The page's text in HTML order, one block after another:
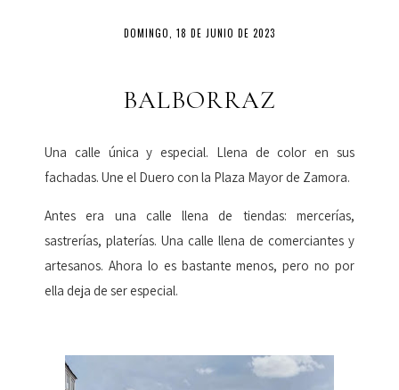
DOMINGO, 18 DE JUNIO DE 2023
BALBORRAZ
Una calle única y especial. Llena de color en sus
fachadas. Une el Duero con la Plaza Mayor de Zamora.
Antes era una calle llena de tiendas: mercerías,
sastrerías, platerías. Una calle llena de comerciantes y
artesanos. Ahora lo es bastante menos, pero no por
ella deja de ser especial.